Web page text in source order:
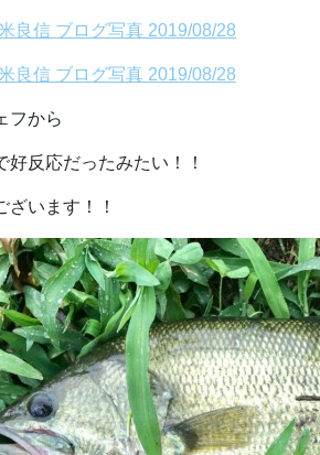
フから
好反応だったみたい！！
ざいます！！